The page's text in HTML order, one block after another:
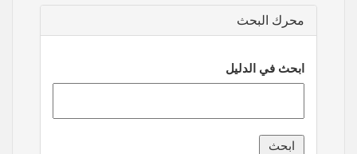
محرك البحث
ابحث في الدليل